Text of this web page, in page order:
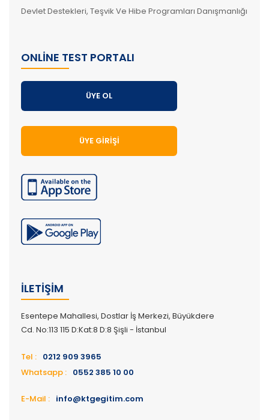
Devlet Destekleri, Teşvik Ve Hibe Programları Danışmanlığı
ONLINE TEST PORTALI
ÜYE OL
ÜYE GIRIŞI
İLETIŞIM
Esentepe Mahallesi, Dostlar İş Merkezi, Büyükdere
Cd. No:113 115 D:Kat:8 D:8 Şişli - İstanbul
Tel : 0212 909 3965
Whatsapp : 0552 385 10 00
E-Mail : info@ktgegitim.com